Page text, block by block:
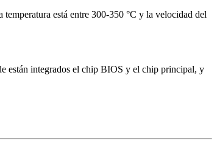
está entre 300-350 °C y la velocidad del
están integrados el chip BIOS y el chip principal, y